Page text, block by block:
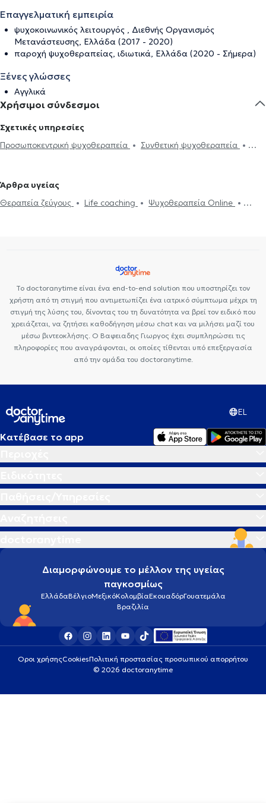
Επαγγελματική εμπειρία
ψυχοκοινωνικός λειτουργός , Διεθνής Οργανισμός
Μετανάστευσης, Ελλάδα (2017 - 2020)
παροχή ψυχοθεραπείας, ιδιωτικά, Ελλάδα (2020 - Σήμερα)
Ξένες γλώσσες
Αγγλικά
Χρήσιμοι σύνδεσμοι
Σχετικές υπηρεσίες
Προσωποκεντρική ψυχοθεραπεία
Συνθετική ψυχοθεραπεία
Αίσθημα φόβου και πανικού
Ανησυχία και αγωνία
Συμβουλευτική εφήβων
Συμβουλευτική
επαγγελματικού προσανατολισμού
Άρθρα υγείας
Θεραπεία ζεύγους
Life coaching
Ψυχοθεραπεία Online
Το doctoranytime είναι ένα end-to-end solution που υποστηρίζει τον
χρήστη από τη στιγμή που αντιμετωπίζει ένα ιατρικό σύμπτωμα μέχρι τη
στιγμή της λύσης του, δίνοντας του τη δυνατότητα να βρεί τον ειδικό που
χρειάζεται, να ζητήσει καθοδήγηση μέσω chat και να μιλήσει μαζί του
μέσω βιντεοκλήσης. Ο Βαφειαδης Γιωργος έχει συμπληρώσει τις
πληροφορίες που αναγράφονται, οι οποίες τίθενται υπό επεξεργασία
από την ομάδα του doctoranytime.
EL
Κατέβασε το app
Διαμορφώνουμε το μέλλον της υγείας
παγκοσμίως
ΕλλάδαΒέλγιοΜεξικόΚολομβίαΕκουαδόρΓουατεμάλα
Βραζιλία
Οροι χρήσηςCookiesΠολιτική προστασίας προσωπικού απορρήτου
© 2026 doctoranytime